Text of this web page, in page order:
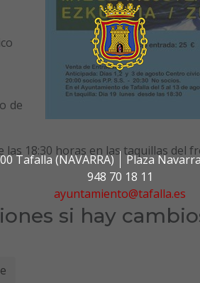
Tafalla (NAVARRA)
Plaza
948 70 18 11
ayuntamiento@tafalla.es
de
las 18:30 horas en las taquillas del
si hay